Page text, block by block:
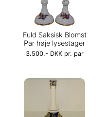
Fuld Saksisk Blomst
Par høje lysestager
3.500,- DKK pr. par